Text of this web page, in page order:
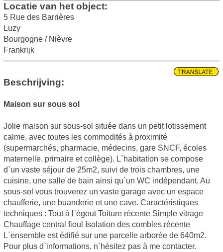
Locatie van het object:
5 Rue des Barrières
Luzy
Bourgogne / Nièvre
Frankrijk
Beschrijving:
Maison sur sous sol
Jolie maison sur sous-sol située dans un petit lotissement
calme, avec toutes les commodités à proximité
(supermarchés, pharmacie, médecins, gare SNCF, écoles
maternelle, primaire et collège). L`habitation se compose
d`un vaste séjour de 25m2, suivi de trois chambres, une
cuisine, une salle de bain ainsi qu`un WC indépendant. Au
sous-sol vous trouverez un vaste garage avec un espace
chaufferie, une buanderie et une cave. Caractéristiques
techniques : Tout à l`égout Toiture récente Simple vitrage
Chauffage central fioul Isolation des combles récente
L`ensemble est édifié sur une parcelle arborée de 640m2.
Pour plus d`informations, n`hésitez pas à me contacter.